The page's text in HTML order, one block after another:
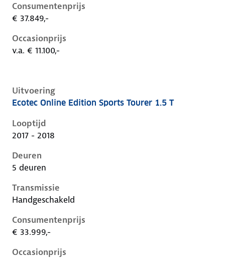
Consumentenprijs
€ 37.849,-
Occasionprijs
v.a. € 11.100,-
Uitvoering
Opel Insignia b, sports tourer 1.5 t, 103 kW, Benzine,
Ecotec Online Edition Sports Tourer 1.5 T
Looptijd
2017 - 2018
Deuren
5 deuren
Transmissie
Handgeschakeld
Consumentenprijs
€ 33.999,-
Occasionprijs